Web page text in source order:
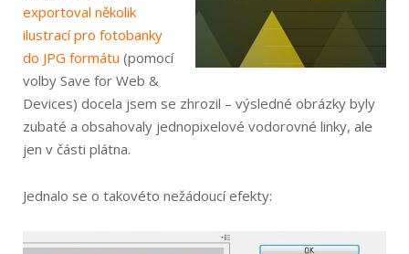
exportoval několik
ilustrací pro fotobanky
do JPG formátu (pomocí
volby Save for Web &
Devices) docela jsem se zhrozil – výsledné obrázky byly
zubaté a obsahovaly jednopixelové vodorovné linky, ale
jen v části plátna.
Jednalo se o takovéto nežádoucí efekty: